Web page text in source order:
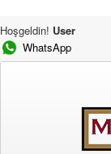
Hoşgeldin! User
WhatsApp